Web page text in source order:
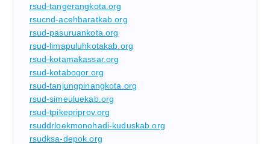
rsud-tangerangkota.org
rsucnd-acehbaratkab.org
rsud-pasuruankota.org
rsud-limapuluhkotakab.org
rsud-kotamakassar.org
rsud-kotabogor.org
rsud-tanjungpinangkota.org
rsud-simeuluekab.org
rsud-tpikepriprov.org
rsuddrloekmonohadi-kuduskab.org
rsudksa-depok.org